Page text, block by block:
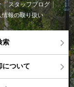
スタッフブログ
情報の取り扱い
索
について